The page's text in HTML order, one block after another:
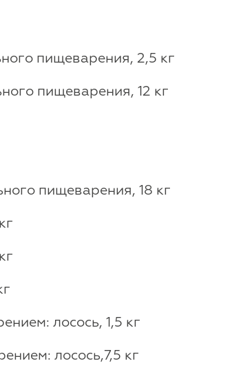
пищеварения, 2,5 кг
пищеварения, 12 кг
пищеварения, 18 кг
лосось, 1,5 кг
лосось,7,5 кг